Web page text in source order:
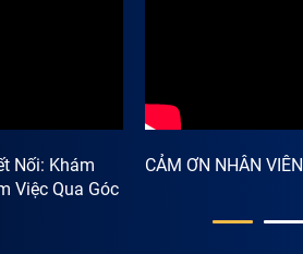
Nối: Khám
Việc Qua Góc
CẢM ƠN NHÂN VIÊN